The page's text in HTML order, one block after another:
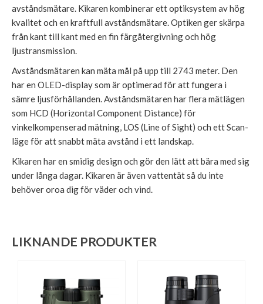
avståndsmätare. Kikaren kombinerar ett optiksystem av hög
kvalitet och en kraftfull avståndsmätare. Optiken ger skärpa
från kant till kant med en fin färgåtergivning och hög
ljustransmission.
Avståndsmätaren kan mäta mål på upp till 2743 meter. Den
har en OLED-display som är optimerad för att fungera i
sämre ljusförhållanden. Avståndsmätaren har flera mätlägen
som HCD (Horizontal Component Distance) för
vinkelkompenserad mätning, LOS (Line of Sight) och ett Scan-
läge för att snabbt mäta avstånd i ett landskap.
Kikaren har en smidig design och gör den lätt att bära med sig
under långa dagar. Kikaren är även vattentät så du inte
behöver oroa dig för väder och vind.
LIKNANDE PRODUKTER